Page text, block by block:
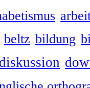
beltz bildung
diskussion